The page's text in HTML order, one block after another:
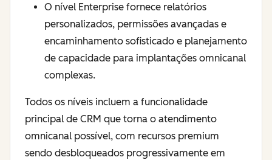
O nível Enterprise fornece relatórios
personalizados, permissões avançadas e
encaminhamento sofisticado e planejamento
de capacidade para implantações omnicanal
complexas.
Todos os níveis incluem a funcionalidade
principal de CRM que torna o atendimento
omnicanal possível, com recursos premium
sendo desbloqueados progressivamente em